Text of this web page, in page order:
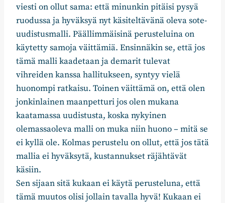
viesti on ollut sama: että minunkin pitäisi pysyä
ruodussa ja hyväksyä nyt käsiteltävänä oleva sote-
uudistusmalli. Päällimmäisinä perusteluina on
käytetty samoja väittämiä. Ensinnäkin se, että jos
tämä malli kaadetaan ja demarit tulevat
vihreiden kanssa hallitukseen, syntyy vielä
huonompi ratkaisu. Toinen väittämä on, että olen
jonkinlainen maanpetturi jos olen mukana
kaatamassa uudistusta, koska nykyinen
olemassaoleva malli on muka niin huono – mitä se
ei kyllä ole. Kolmas perustelu on ollut, että jos tätä
mallia ei hyväksytä, kustannukset räjähtävät
käsiin.
Sen sijaan sitä kukaan ei käytä perusteluna, että
tämä muutos olisi jollain tavalla hyvä! Kukaan ei